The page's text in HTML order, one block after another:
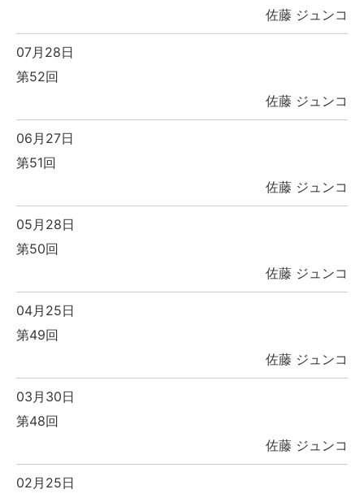
佐藤 ジュンコ
07月28日
第52回
佐藤 ジュンコ
06月27日
第51回
佐藤 ジュンコ
05月28日
第50回
佐藤 ジュンコ
04月25日
第49回
佐藤 ジュンコ
03月30日
第48回
佐藤 ジュンコ
02月25日